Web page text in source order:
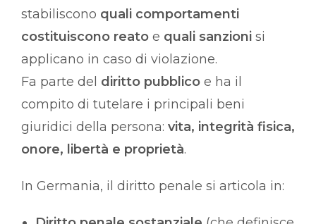
stabiliscono quali comportamenti
costituiscono reato e quali sanzioni si
applicano in caso di violazione.
Fa parte del diritto pubblico e ha il
compito di tutelare i principali beni
giuridici della persona: vita, integrità fisica,
onore, libertà e proprietà.
In Germania, il diritto penale si articola in: